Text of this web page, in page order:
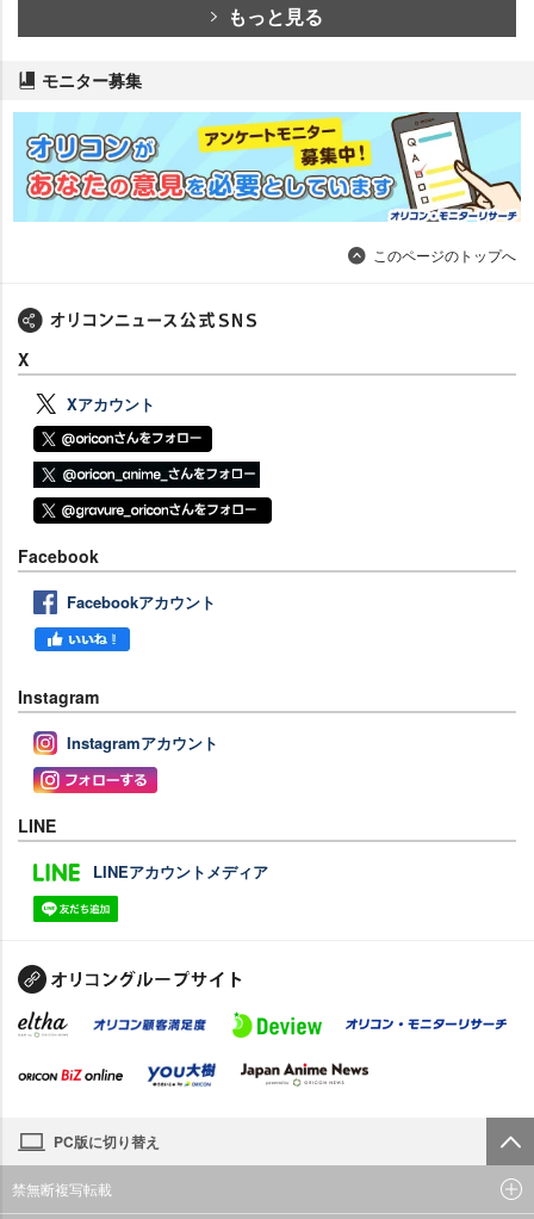
もっと見る
モニター募集
このページのトップへ
X
Xアカウント
Facebook
Facebookアカウント
Instagram
Instagramアカウント
LINE
LINEアカウントメディア
PC版に切り替え
禁無断複写転載